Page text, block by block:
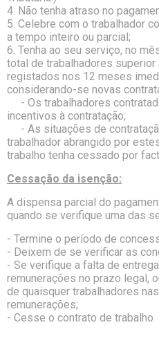
4. Não tenha atraso no
5. Celebre com o trabalhador
a tempo inteiro ou parcial;
6. Tenha ao seu serviço, no
total de trabalhadores
registados nos 12 meses
considerando-se novas
- Os trabalhadores
incentivos à contratação;
- As situações de
trabalhador abrangido por
trabalho tenha cessado por
Cessação da isenção:
A dispensa parcial do
quando se verifique uma das
- Termine o período de
- Deixem de se verificar as
- Se verifique a falta de
remunerações no prazo legal,
de quaisquer trabalhadores
remunerações;
- Cesse o contrato de trabalho